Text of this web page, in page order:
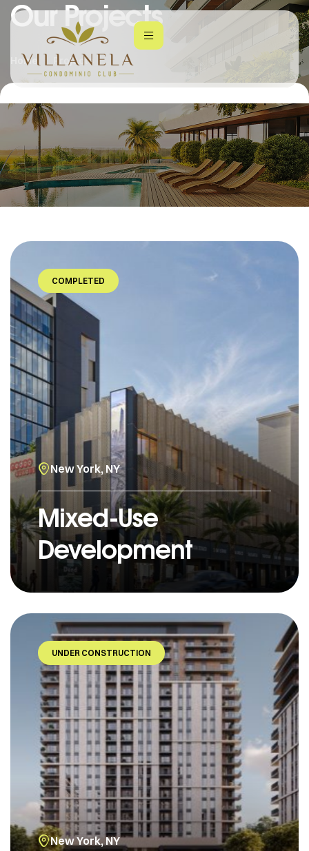
Our Projects
Home Projects
COMPLETED
New York, NY
Mixed-Use
Development
UNDER CONSTRUCTION
New York, NY